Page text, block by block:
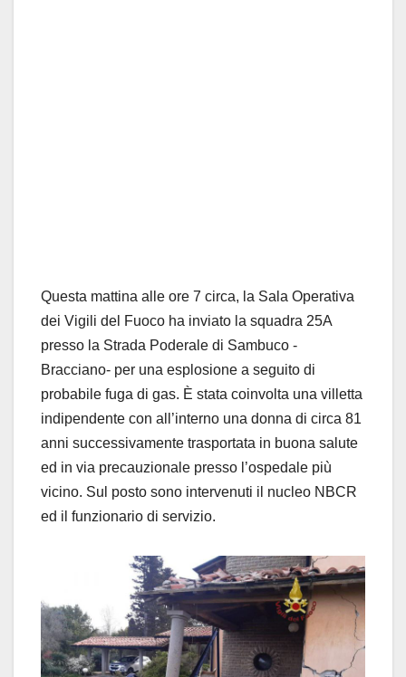
Questa mattina alle ore 7 circa, la Sala Operativa
dei Vigili del Fuoco ha inviato la squadra 25A
presso la Strada Poderale di Sambuco -
Bracciano- per una esplosione a seguito di
probabile fuga di gas. È stata coinvolta una villetta
indipendente con all’interno una donna di circa 81
anni successivamente trasportata in buona salute
ed in via precauzionale presso l’ospedale più
vicino. Sul posto sono intervenuti il nucleo NBCR
ed il funzionario di servizio.